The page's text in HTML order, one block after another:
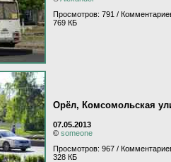
Просмотров: 791 /
769 КБ
Орёл, Комсомольская
07.05.2013
© someone
Просмотров: 967 /
328 КБ